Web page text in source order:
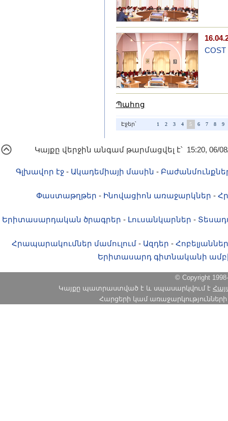
Պահոց
Էջեր՝ 1 2 3 4 5 6 7 8 9
Կայքը վերջին անգամ թարմացվել է՝ 15:20, 06/
Գլխավոր էջ - Ակադեմիայի մասին -
Փաստաթղթեր - Ինովացիոն առաջարկներ -
Երիտասարդական ծրագրեր - Լուսանկարներ -
Հրապարակումներ մամուլում- Ազդեր - Հոբելյաններ
Երիտասարդ գիտնականի
© Copyright
Կայքը պատրաստված է և սպասարկվում է
Հարցերի կամ առաջարկությունների